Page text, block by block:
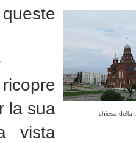
chiesa della
la sua
vista